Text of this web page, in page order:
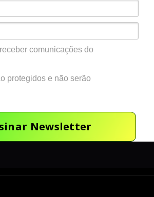
comunicações do
protegidos e não serão
Newsletter